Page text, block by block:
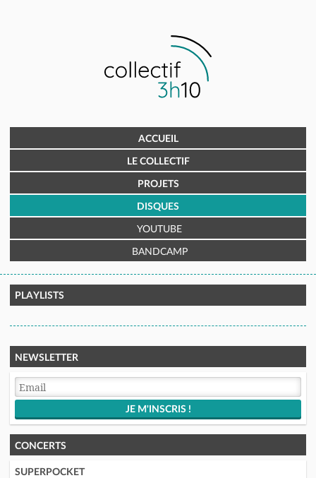
ACCUEIL
LE COLLECTIF
PROJETS
DISQUES
YOUTUBE
BANDCAMP
PLAYLISTS
NEWSLETTER
CONCERTS
SUPERPOCKET